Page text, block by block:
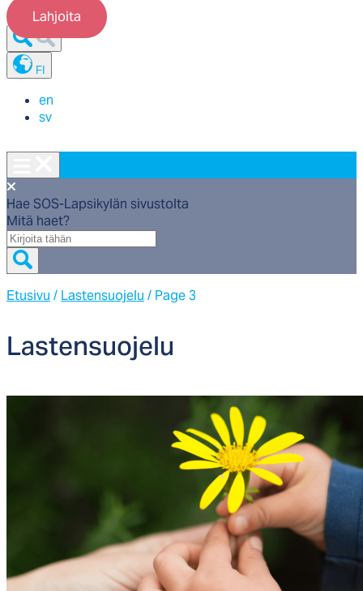
Lahjoita
FI
en
sv
Hae SOS-Lapsikylän sivustolta
Mitä haet?
Mitä
haet?
Etusivu / Lastensuojelu / Page 3
Las­ten­suo­je­lu